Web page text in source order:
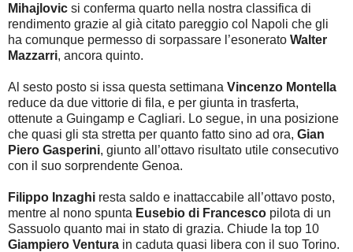
Mihajlovic si conferma quarto nella nostra classifica di
rendimento grazie al già citato pareggio col Napoli che gli
ha comunque permesso di sorpassare l’esonerato Walter
Mazzarri, ancora quinto.
Al sesto posto si issa questa settimana Vincenzo Montella
reduce da due vittorie di fila, e per giunta in trasferta,
ottenute a Guingamp e Cagliari. Lo segue, in una posizione
che quasi gli sta stretta per quanto fatto sino ad ora, Gian
Piero Gasperini, giunto all’ottavo risultato utile consecutivo
con il suo sorprendente Genoa.
Filippo Inzaghi resta saldo e inattaccabile all’ottavo posto,
mentre al nono spunta Eusebio di Francesco pilota di un
Sassuolo quanto mai in stato di grazia. Chiude la top 10
Giampiero Ventura in caduta quasi libera con il suo Torino.